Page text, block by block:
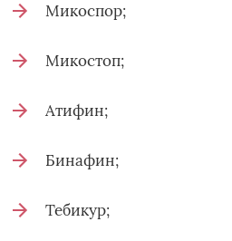
Микоспор;
Микостоп;
Атифин;
Бинафин;
Тебикур;